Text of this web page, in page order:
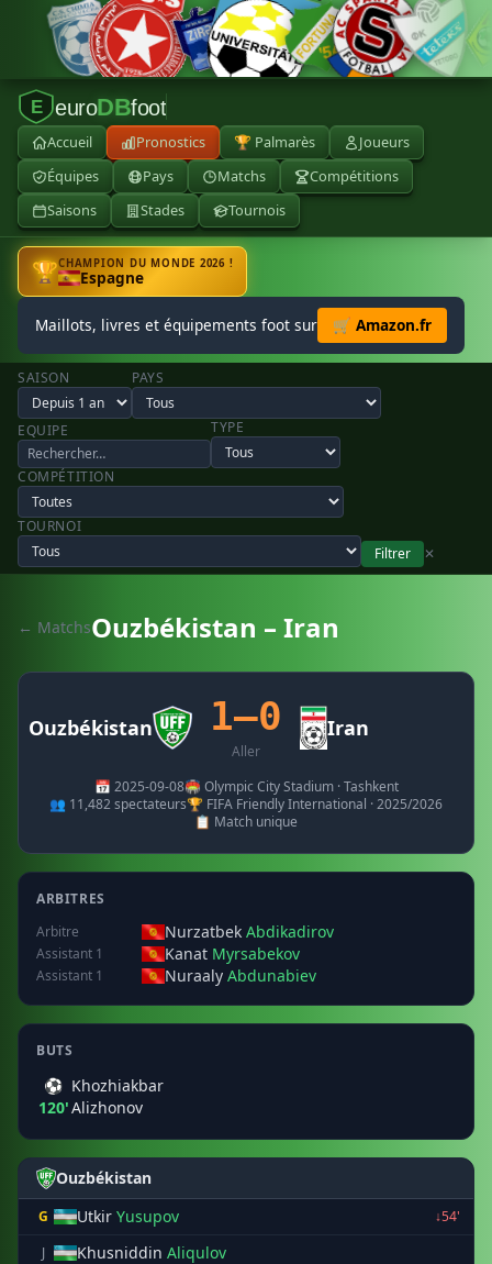
E euroDBfoot
Accueil Pronostics 🏆 Palmarès
Joueurs
Équipes
Pays Matchs
Compétitions
Saisons
Stades Tournois
🏆CHAMPION DU MONDE 2026 !
Espagne
Maillots, livres et équipements foot sur 🛒 Amazon.fr
SAISON PAYS
EQUIPE TYPE
COMPÉTITION
TOURNOI
Filtrer
✕
← MatchsOuzbékistan – Iran
Ouzbékistan 1–0
Aller
Iran
📅 2025-09-08🏟️ Olympic City Stadium · Tashkent
👥 11,482 spectateurs🏆 FIFA Friendly International · 2025/2026
📋 Match unique
ARBITRES
Arbitre
Nurzatbek Abdikadirov
Assistant 1 Kanat Myrsabekov
Assistant 1 Nuraaly Abdunabiev
BUTS
⚽
120'
Khozhiakbar
Alizhonov
Ouzbékistan
G Utkir Yusupov
↓54'
J
Khusniddin Aliqulov